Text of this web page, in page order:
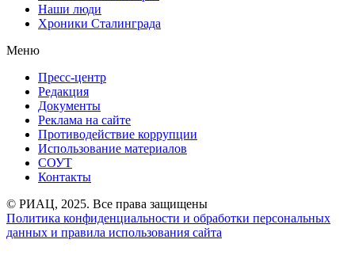
Наши люди
Хроники Сталинграда
Меню
Пресс-центр
Редакция
Документы
Реклама на сайте
Противодействие коррупции
Использование материалов
СОУТ
Контакты
© РИАЦ, 2025. Все права защищены
Политика конфиденциальности и обработки персональных
данных и правила использования сайта